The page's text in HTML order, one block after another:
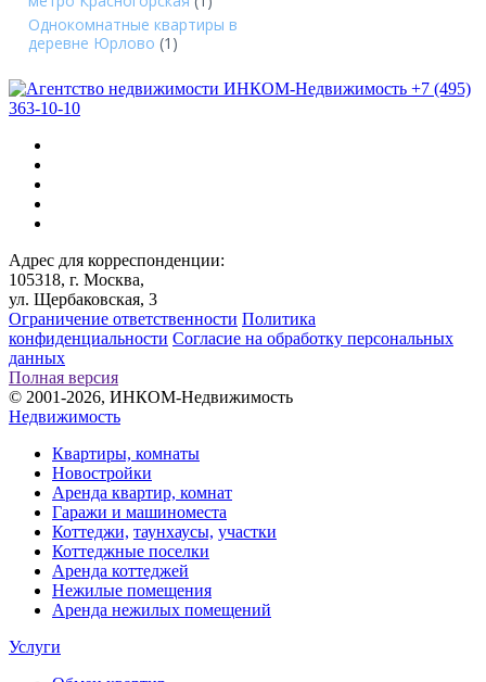
Однокомнатные квартиры в
деревне Юрлово (1)
+7 (495)
363-10-10
Адрес для корреспонденции:
105318, г. Москва,
ул. Щербаковская, 3
Ограничение ответственности Политика
конфиденциальности Согласие на обработку персональных
данных
Полная версия
© 2001-2026, ИНКОМ-Недвижимость
Недвижимость
Квартиры, комнаты
Новостройки
Аренда квартир, комнат
Гаражи и машиноместа
Коттеджи, таунхаусы, участки
Коттеджные поселки
Аренда коттеджей
Нежилые помещения
Аренда нежилых помещений
Услуги